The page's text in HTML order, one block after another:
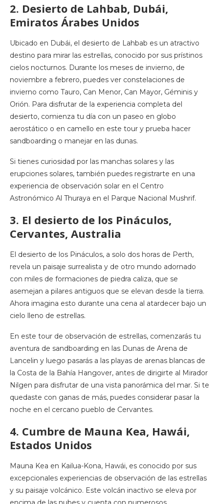
2. Desierto de Lahbab, Dubái,
Emiratos Árabes Unidos
Ubicado en Dubái, el desierto de Lahbab es un atractivo
destino para mirar las estrellas, conocido por sus prístinos
cielos nocturnos. Durante los meses de invierno, de
noviembre a febrero, puedes ver constelaciones de
invierno como Tauro, Can Menor, Can Mayor, Géminis y
Orión. Para disfrutar de la experiencia completa del
desierto, comienza tu día con un paseo en globo
aerostático o en camello en este tour y prueba hacer
sandboarding o manejar en las dunas.
Si tienes curiosidad por las manchas solares y las
erupciones solares, también puedes registrarte en una
experiencia de observación solar en el Centro
Astronómico Al Thuraya en el Parque Nacional Mushrif.
3. El desierto de los Pináculos,
Cervantes, Australia
El desierto de los Pináculos, a solo dos horas de Perth,
revela un paisaje surrealista y de otro mundo adornado
con miles de formaciones de piedra caliza, que se
asemejan a pilares antiguos que se elevan desde la tierra.
Ahora imagina esto durante una cena al atardecer bajo un
cielo lleno de estrellas.
En este tour de observación de estrellas, comenzarás tu
aventura de sandboarding en las Dunas de Arena de
Lancelin y luego pasarás a las playas de arenas blancas de
la Costa de la Bahía Hangover, antes de dirigirte al Mirador
Nilgen para disfrutar de una vista panorámica del mar. Si te
quedaste con ganas de más, puedes considerar pasar la
noche en el cercano pueblo de Cervantes.
4. Cumbre de Mauna Kea, Hawái,
Estados Unidos
Mauna Kea en Kailua-Kona, Hawái, es conocido por sus
excepcionales experiencias de observación de las estrellas
y su paisaje volcánico. Este volcán inactivo se eleva por